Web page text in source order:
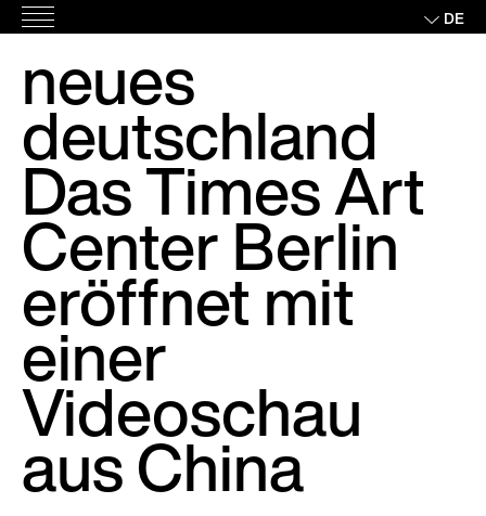
Skip
to
DE
neues
deutschland
Das Times Art
Center Berlin
eröffnet mit
einer
Videoschau
aus China